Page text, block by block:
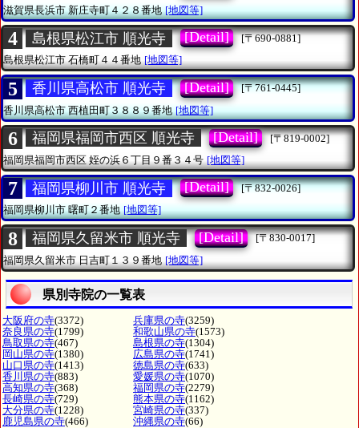
滋賀県長浜市新庄寺町４２８番地 [地図等]
4 島根県松江市 順光寺 [Detail]
[〒690-0881]
島根県松江市石橋町４４番地 [地図等]
5 香川県高松市 順光寺 [Detail]
[〒761-0445]
香川県高松市西植田町３８８９番地 [地図等]
6 福岡県福岡市西区 順光寺 [Detail]
[〒819-0002]
福岡県福岡市西区 姪の浜６丁目９番３４号 [地図等]
7 福岡県柳川市 順光寺 [Detail]
[〒832-0026]
福岡県柳川市曙町２番地 [地図等]
8 福岡県久留米市 順光寺 [Detail]
[〒830-0017]
福岡県久留米市 日吉町１３９番地 [地図等]
県別寺院の一覧表
大阪府の寺(3372) 兵庫県の寺(3259)
奈良県の寺(1799) 和歌山県の寺(1573)
鳥取県の寺(467) 島根県の寺(1304)
岡山県の寺(1380) 広島県の寺(1741)
山口県の寺(1413) 徳島県の寺(633)
香川県の寺(883) 愛媛県の寺(1070)
高知県の寺(368) 福岡県の寺(2279)
長崎県の寺(729) 熊本県の寺(1162)
大分県の寺(1228) 宮崎県の寺(337)
鹿児島県の寺(466) 沖縄県の寺(66)